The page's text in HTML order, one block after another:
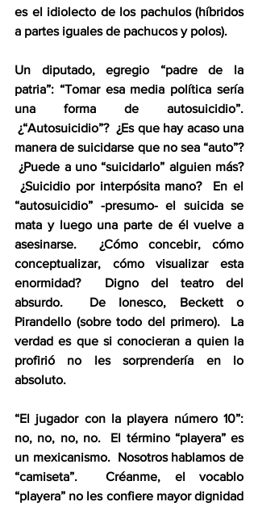
es el idiolecto de los pachulos (híbridos
a partes iguales de pachucos y polos).
Un diputado, egregio “padre de la
patria”: “Tomar esa media política sería
una forma de autosuicidio”.
¿“Autosuicidio”?  ¿Es que hay acaso una
manera de suicidarse que no sea “auto”?
¿Puede a uno “suicidarlo” alguien más?
¿Suicidio por interpósita mano?  En el
“autosuicidio” -presumo- el suicida se
mata y luego una parte de él vuelve a
asesinarse.  ¿Cómo concebir, cómo
conceptualizar, cómo visualizar esta
enormidad?  Digno del teatro del
absurdo.  De Ionesco, Beckett o
Pirandello (sobre todo del primero).  La
verdad es que si conocieran a quien la
profirió no les sorprendería en lo
absoluto.
“El jugador con la playera número 10”:
no, no, no, no.  El término “playera” es
un mexicanismo.  Nosotros hablamos de
“camiseta”.  Créanme, el vocablo
“playera” no les confiere mayor dignidad